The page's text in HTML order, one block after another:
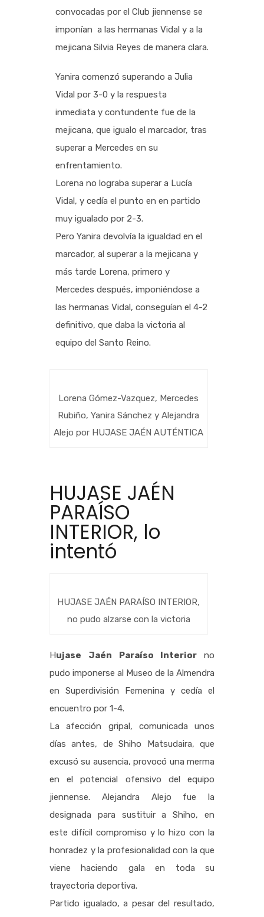
convocadas por el Club jiennense se
imponían a las hermanas Vidal y a la
mejicana Silvia Reyes de manera clara.
Yanira comenzó superando a Julia
Vidal por 3-0 y la respuesta
inmediata y contundente fue de la
mejicana, que igualo el marcador, tras
superar a Mercedes en su
enfrentamiento.
Lorena no lograba superar a Lucía
Vidal, y cedía el punto en en partido
muy igualado por 2-3.
Pero Yanira devolvía la igualdad en el
marcador, al superar a la mejicana y
más tarde Lorena, primero y
Mercedes después, imponiéndose a
las hermanas Vidal, conseguían el 4-2
definitivo, que daba la victoria al
equipo del Santo Reino.
Lorena Gómez-Vazquez, Mercedes
Rubiño, Yanira Sánchez y Alejandra
Alejo por HUJASE JAÉN AUTÉNTICA
HUJASE JAÉN
PARAÍSO
INTERIOR, lo
intentó
HUJASE JAÉN PARAÍSO INTERIOR,
no pudo alzarse con la victoria
Hujase Jaén Paraíso Interior no
pudo imponerse al Museo de la Almendra
en Superdivisión Femenina y cedía el
encuentro por 1-4.
La afección gripal, comunicada unos
días antes, de Shiho Matsudaira, que
excusó su ausencia, provocó una merma
en el potencial ofensivo del equipo
jiennense. Alejandra Alejo fue la
designada para sustituir a Shiho, en
este difícil compromiso y lo hizo con la
honradez y la profesionalidad con la que
viene haciendo gala en toda su
trayectoria deportiva.
Partido igualado, a pesar del resultado,